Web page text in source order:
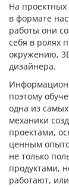
На проектных
в формате
работы они
себя в ролях
окружению,
дизайнера.
поэтому
одна из
механики
проектами,
ценным
не только
продуктами,
работают,